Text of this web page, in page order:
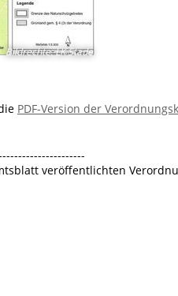
Bildrechte:LK Stade
PDF-Version der
veröffentlichten